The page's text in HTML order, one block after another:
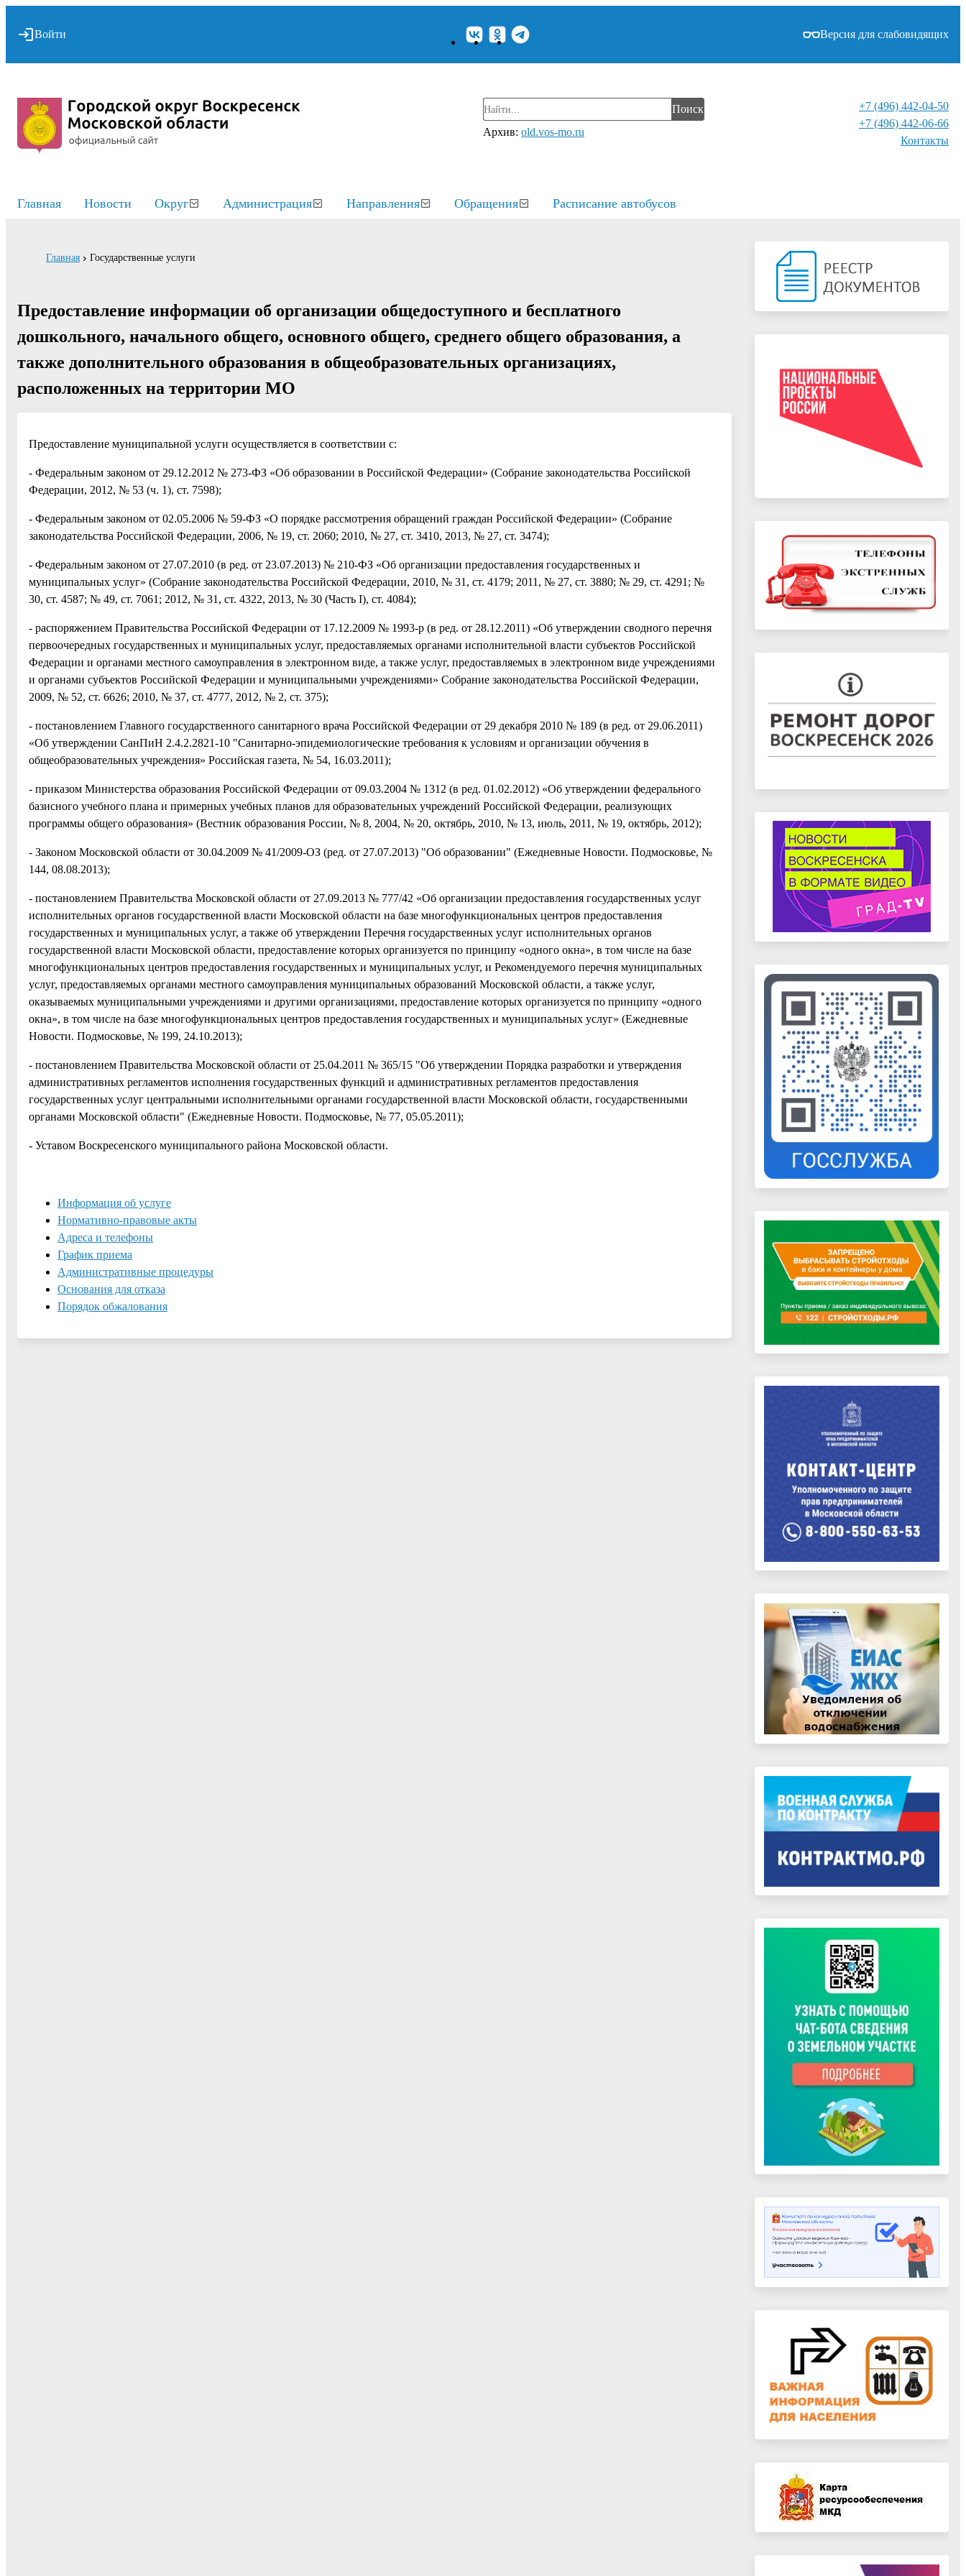
Войти Версия для слабовидящих
Поиск
Архив: old.vos-mo.ru
+7 (496) 442-04-50
+7 (496) 442-06-66
Контакты⁠
Главная Новости Округ Администрация Направления Обращения Расписание автобусов
Главная Государственные услуги
Предоставление информации об организации общедоступного и бесплатного
дошкольного, начального общего, основного общего, среднего общего образования, а
также дополнительного образования в общеобразовательных организациях,
расположенных на территории МО
Предоставление муниципальной услуги осуществляется в соответствии с:
- Федеральным законом от 29.12.2012 № 273-ФЗ «Об образовании в Российской Федерации» (Собрание законодательства Российской
Федерации, 2012, № 53 (ч. 1), ст. 7598);
- Федеральным законом от 02.05.2006 № 59-ФЗ «О порядке рассмотрения обращений граждан Российской Федерации» (Собрание
законодательства Российской Федерации, 2006, № 19, ст. 2060; 2010, № 27, ст. 3410, 2013, № 27, ст. 3474);
- Федеральным законом от 27.07.2010 (в ред. от 23.07.2013) № 210-ФЗ «Об организации предоставления государственных и
муниципальных услуг» (Собрание законодательства Российской Федерации, 2010, № 31, ст. 4179; 2011, № 27, ст. 3880; № 29, ст. 4291; №
30, ст. 4587; № 49, ст. 7061; 2012, № 31, ст. 4322, 2013, № 30 (Часть I), ст. 4084);
- распоряжением Правительства Российской Федерации от 17.12.2009 № 1993-р (в ред. от 28.12.2011) «Об утверждении сводного перечня
первоочередных государственных и муниципальных услуг, предоставляемых органами исполнительной власти субъектов Российской
Федерации и органами местного самоуправления в электронном виде, а также услуг, предоставляемых в электронном виде учреждениями
и органами субъектов Российской Федерации и муниципальными учреждениями» Собрание законодательства Российской Федерации,
2009, № 52, ст. 6626; 2010, № 37, ст. 4777, 2012, № 2, ст. 375);
- постановлением Главного государственного санитарного врача Российской Федерации от 29 декабря 2010 № 189 (в ред. от 29.06.2011)
«Об утверждении СанПиН 2.4.2.2821-10 "Санитарно-эпидемиологические требования к условиям и организации обучения в
общеобразовательных учреждения» Российская газета, № 54, 16.03.2011);
- приказом Министерства образования Российской Федерации от 09.03.2004 № 1312 (в ред. 01.02.2012) «Об утверждении федерального
базисного учебного плана и примерных учебных планов для образовательных учреждений Российской Федерации, реализующих
программы общего образования» (Вестник образования России, № 8, 2004, № 20, октябрь, 2010, № 13, июль, 2011, № 19, октябрь, 2012);
- Законом Московской области от 30.04.2009 № 41/2009-ОЗ (ред. от 27.07.2013) "Об образовании" (Ежедневные Новости. Подмосковье, №
144, 08.08.2013);
- постановлением Правительства Московской области от 27.09.2013 № 777/42 «Об организации предоставления государственных услуг
исполнительных органов государственной власти Московской области на базе многофункциональных центров предоставления
государственных и муниципальных услуг, а также об утверждении Перечня государственных услуг исполнительных органов
государственной власти Московской области, предоставление которых организуется по принципу «одного окна», в том числе на базе
многофункциональных центров предоставления государственных и муниципальных услуг, и Рекомендуемого перечня муниципальных
услуг, предоставляемых органами местного самоуправления муниципальных образований Московской области, а также услуг,
оказываемых муниципальными учреждениями и другими организациями, предоставление которых организуется по принципу «одного
окна», в том числе на базе многофункциональных центров предоставления государственных и муниципальных услуг» (Ежедневные
Новости. Подмосковье, № 199, 24.10.2013);
- постановлением Правительства Московской области от 25.04.2011 № 365/15 "Об утверждении Порядка разработки и утверждения
административных регламентов исполнения государственных функций и административных регламентов предоставления
государственных услуг центральными исполнительными органами государственной власти Московской области, государственными
органами Московской области" (Ежедневные Новости. Подмосковье, № 77, 05.05.2011);
- Уставом Воскресенского муниципального района Московской области.
Информация об услуге
Нормативно-правовые акты
Адреса и телефоны
График приема
Административные процедуры
Основания для отказа
Порядок обжалования